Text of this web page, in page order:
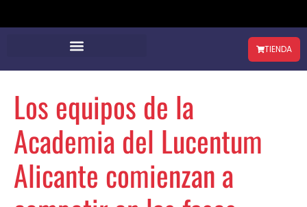
TIENDA
Los equipos de la
Academia del Lucentum
Alicante comienzan a